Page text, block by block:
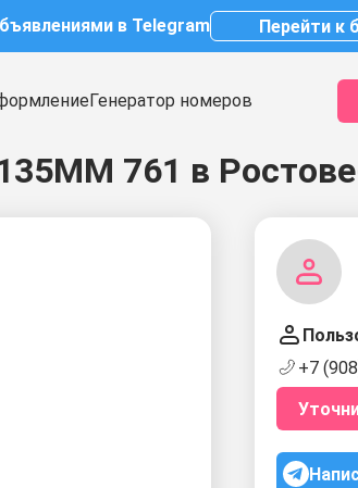
в Telegram Перейти к
Генератор номеров
761 в
+7